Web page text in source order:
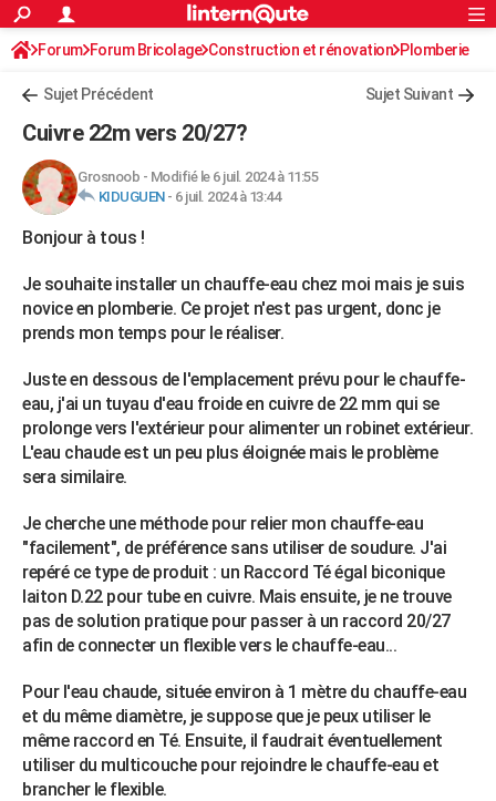
ACTUALITÉS
Politique
Société
Faits Divers
Education
Monde
Villes
+
FINANCE
Retraite
Impôts
Epargne
Immobilier
Risques naturels par ville
Banque
Assurance
Crédit
AUTO
Essais
Réserver un essai
Citadines
Berlines
SUV
Forum auto
+HIGH-TECH
Mobiles
Meilleur smartphone
Internet
Ordinateurs
Jeux vidéo
Guide high-tech
+
Forum
Aménagement intérieur
Extérieur
Cuisine
Salle de bains
Jardinage
Rangement
WEEK-END
Guides de France
Escapades
Patrimoine
Expositions
Musées
Week-end nature
+LIFESTYLE
Art de vivre
Bien-être
Loisirs
Mode
Modes de vie
SANTE
Alimentation
Guide de la santé
Maladies
Médicaments
Sommeil
VOYAGE
Destinations
City break
Voyage nature
Voyage de noces
Forum
Climat
PHOTO
GUIDES D'ACHAT
BONS PLANS
CARTE DE VOEUX
Carte de Noël
Carte Bonne année
Carte Saint-Valentin
Carte Pâques
Carte d'anniversaire
DICTIONNAIRE
Dictionnaire
Biographies
Citations
Expressions
Proverbes
PROGRAMME TV
COPAINS D'AVANT
Rechercher
S'inscrire
Connexion
Forum Forum Bricolage Construction et rénovation Plomberie
Sujet Précédent Sujet Suivant
Cuivre 22m vers 20/27?
Grosnoob - Modifié le 6 juil. 2024 à 11:55
KIDUGUEN- 6 juil. 2024 à 13:44
Bonjour à tous !
Je souhaite installer un chauffe-eau chez moi mais je suis
novice en plomberie. Ce projet n'est pas urgent, donc je
prends mon temps pour le réaliser.
Juste en dessous de l'emplacement prévu pour le chauffe-
eau, j'ai un tuyau d'eau froide en cuivre de 22 mm qui se
prolonge vers l'extérieur pour alimenter un robinet extérieur.
L'eau chaude est un peu plus éloignée mais le problème
sera similaire.
Je cherche une méthode pour relier mon chauffe-eau
"facilement", de préférence sans utiliser de soudure. J'ai
repéré ce type de produit : un Raccord Té égal biconique
laiton D.22 pour tube en cuivre. Mais ensuite, je ne trouve
pas de solution pratique pour passer à un raccord 20/27
afin de connecter un flexible vers le chauffe-eau...
Pour l'eau chaude, située environ à 1 mètre du chauffe-eau
et du même diamètre, je suppose que je peux utiliser le
même raccord en Té. Ensuite, il faudrait éventuellement
utiliser du multicouche pour rejoindre le chauffe-eau et
brancher le flexible.